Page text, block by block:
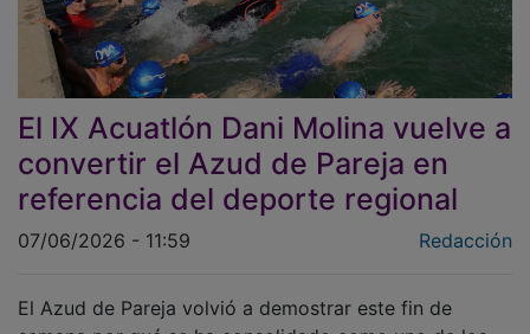
El IX Acuatlón Dani Molina vuelve a
convertir el Azud de Pareja en
referencia del deporte regional
semana por qué se ha consolidado como uno de los